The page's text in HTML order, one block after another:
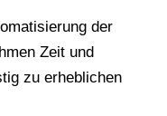
der
Zeit und
zu erheblichen